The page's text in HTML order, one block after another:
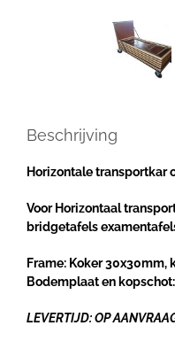
Beschrijving
Horizontale transportkar
Voor Horizontaal
bridgetafels
Frame: Koker 30x30mm,
Bodemplaat en
LEVERTIJD: OP